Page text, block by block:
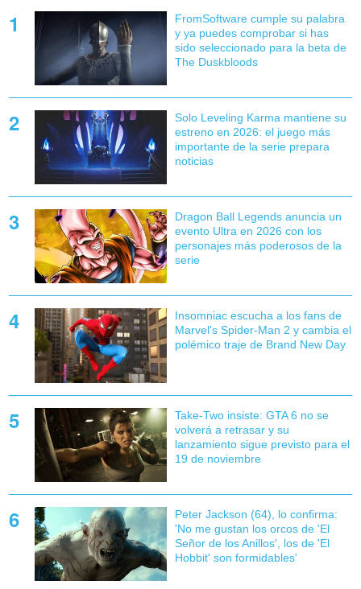
FromSoftware cumple su palabra
y ya puedes comprobar si has
sido seleccionado para la beta de
The Duskbloods
Solo Leveling Karma mantiene su
estreno en 2026: el juego más
importante de la serie prepara
noticias
Dragon Ball Legends anuncia un
evento Ultra en 2026 con los
personajes más poderosos de la
serie
Insomniac escucha a los fans de
Marvel's Spider-Man 2 y cambia el
polémico traje de Brand New Day
Take-Two insiste: GTA 6 no se
volverá a retrasar y su
lanzamiento sigue previsto para el
19 de noviembre
Peter Jackson (64), lo confirma:
'No me gustan los orcos de 'El
Señor de los Anillos', los de 'El
Hobbit' son formidables'